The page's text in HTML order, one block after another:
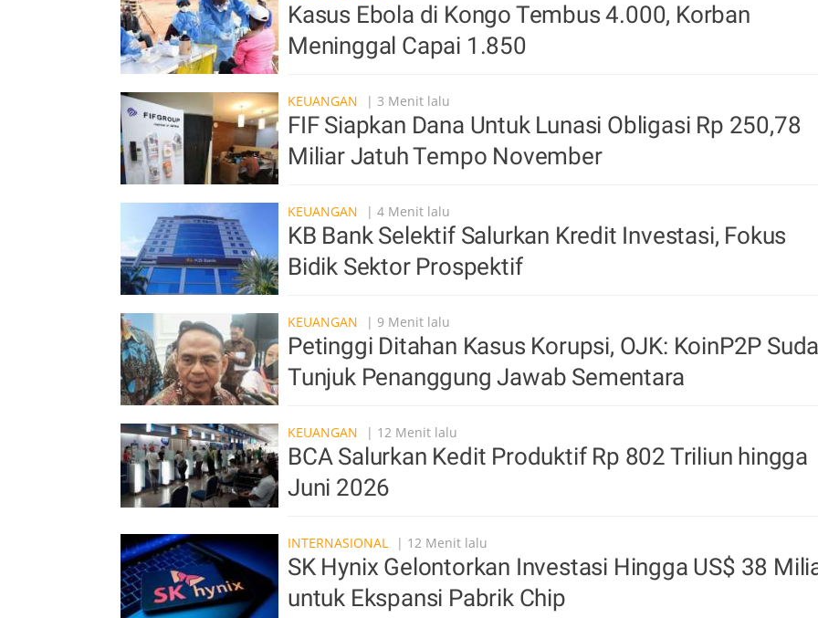
Kasus Ebola di Kongo Tembus 4.000, Korban
Meninggal Capai 1.850
KEUANGAN | 3 Menit lalu
FIF Siapkan Dana Untuk Lunasi Obligasi Rp 250,78
Miliar Jatuh Tempo November
KEUANGAN | 4 Menit lalu
KB Bank Selektif Salurkan Kredit Investasi, Fokus
Bidik Sektor Prospektif
KEUANGAN | 9 Menit lalu
Petinggi Ditahan Kasus Korupsi, OJK: KoinP2P
Tunjuk Penanggung Jawab Sementara
KEUANGAN | 12 Menit lalu
BCA Salurkan Kedit Produktif Rp 802 Triliun hingga
Juni 2026
INTERNASIONAL | 12 Menit lalu
SK Hynix Gelontorkan Investasi Hingga US$ 38
untuk Ekspansi Pabrik Chip